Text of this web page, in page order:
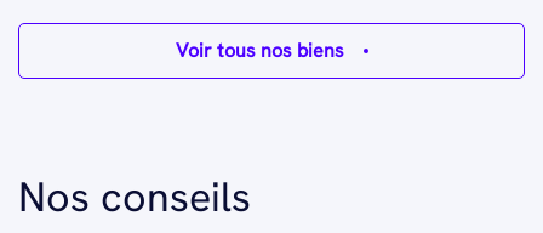
Voir tous nos biens
Nos conseils